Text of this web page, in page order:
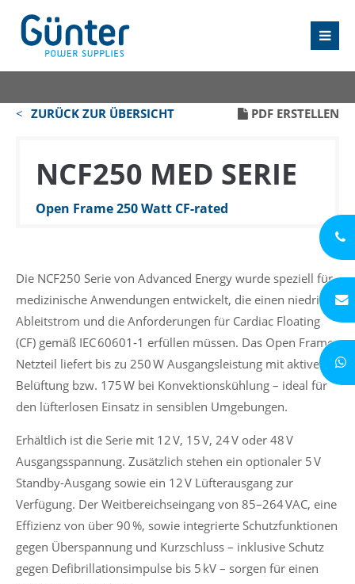
PDF ERSTELLEN
ZURÜCK ZUR ÜBERSICHT
NCF250 MED SERIE
Open Frame 250 Watt CF-rated
Die NCF250 Serie von Advanced Energy wurde speziell für
medizinische Anwendungen entwickelt, die einen niedrigen
Ableitstrom und die Anforderungen für Cardiac Floating
(CF) gemäß IEC 60601‑1 erfüllen müssen. Das Open Frame
Netzteil liefert bis zu 250 W Ausgangsleistung mit aktiver
Belüftung bzw. 175 W bei Konvektionskühlung – ideal für
den lüfterlosen Einsatz in sensiblen Umgebungen.
Erhältlich ist die Serie mit 12 V, 15 V, 24 V oder 48 V
Ausgangsspannung. Zusätzlich stehen ein optionaler 5 V
Standby-Ausgang sowie ein 12 V Lüfterausgang zur
Verfügung. Der Weitbereichseingang von 85–264 VAC, eine
Effizienz von über 90 %, sowie integrierte Schutzfunktionen
gegen Überspannung und Kurzschluss – inklusive Schutz
gegen Defibrillationsimpulse bis 5 kV – sorgen für einen